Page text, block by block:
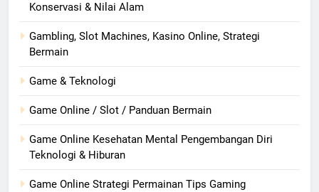
Konservasi & Nilai Alam
Gambling, Slot Machines, Kasino Online, Strategi
Bermain
Game & Teknologi
Game Online / Slot / Panduan Bermain
Game Online Kesehatan Mental Pengembangan Diri
Teknologi & Hiburan
Game Online Strategi Permainan Tips Gaming